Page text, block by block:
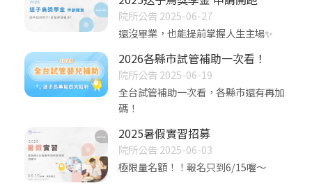
院所公告 2025-06-27
還沒畢業，也能提前掌握人生主場✨
2026各縣市試管補助一次看！
院所公告 2025-06-19
全台試管補助一次看，各縣市還有再加
碼！
2025暑假實習招募
院所公告 2025-06-03
極限量名額！！報名只到6/15喔～